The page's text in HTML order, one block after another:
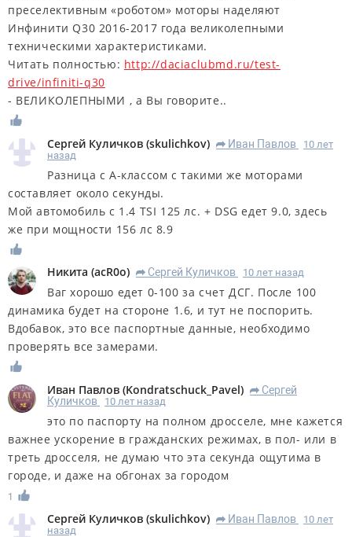
преселективным «роботом» моторы наделяют
Инфинити Q30 2016-2017 года великолепными
техническими характеристиками.
Читать полностью: http://daciaclubmd.ru/test-
drive/infiniti-q30
- ВЕЛИКОЛЕПНЫМИ , а Вы говорите..
Сергей Куличков (skulichkov) R Иван Павлов
10 лет
назад
Разница с A-классом с такими же моторами
составляет около секунды.
Мой автомобиль с 1.4 TSI 125 лс. + DSG едет 9.0, здесь
же при мощности 156 лс 8.9
Никита (acR0o) R Сергей Куличков 10 лет назад
Ваг хорошо едет 0-100 за счет ДСГ. После 100
динамика будет на стороне 1.6, и тут не поспорить.
Вдобавок, это все паспортные данные, необходимо
проверять все замерами.
Иван Павлов (Kondratschuck_Pavel) R Сергей
Куличков
10 лет назад
это по паспорту на полном дросселе, мне кажется
важнее ускорение в гражданских режимах, в пол- или в
треть дросселя, не думаю что эта секунда ощутима в
городе, и даже на обгонах за городом
1
Сергей Куличков (skulichkov) R Иван Павлов
10 лет
назад